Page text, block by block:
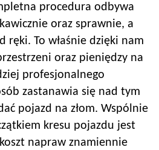
procedura odbywa
oraz sprawnie, a
ręki. To właśnie dzięki nam
oraz pieniędzy na
profesjonalnego
zastanawia się nad tym
pojazd na złom. Wspólnie
kresu pojazdu jest
napraw znamiennie